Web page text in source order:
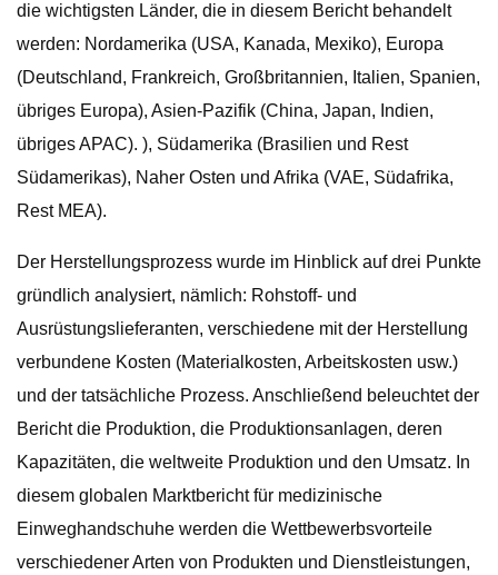
die wichtigsten Länder, die in diesem Bericht behandelt
werden: Nordamerika (USA, Kanada, Mexiko), Europa
(Deutschland, Frankreich, Großbritannien, Italien, Spanien,
übriges Europa), Asien-Pazifik (China, Japan, Indien,
übriges APAC). ), Südamerika (Brasilien und Rest
Südamerikas), Naher Osten und Afrika (VAE, Südafrika,
Rest MEA).
Der Herstellungsprozess wurde im Hinblick auf drei Punkte
gründlich analysiert, nämlich: Rohstoff- und
Ausrüstungslieferanten, verschiedene mit der Herstellung
verbundene Kosten (Materialkosten, Arbeitskosten usw.)
und der tatsächliche Prozess. Anschließend beleuchtet der
Bericht die Produktion, die Produktionsanlagen, deren
Kapazitäten, die weltweite Produktion und den Umsatz. In
diesem globalen Marktbericht für medizinische
Einweghandschuhe werden die Wettbewerbsvorteile
verschiedener Arten von Produkten und Dienstleistungen,